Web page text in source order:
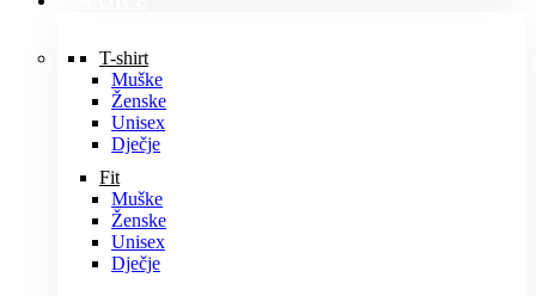
T-shirt
Muške
Ženske
Unisex
Dječje
Fit
Muške
Ženske
Unisex
Dječje